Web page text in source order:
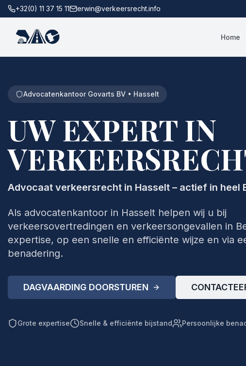
+32(0) 11 37 15 11 erwin@verkeersrecht.info
Home
Advocatenkantoor Govarts BV • Hasselt
UW EXPERT IN
Advocaat verkeersrecht in Hasselt – actief in heel
Als advocatenkantoor in Hasselt helpen wij u bij
verkeersovertredingen en verkeersongevallen in
expertise, op een snelle en efficiënte wijze en via
benadering.
DAGVAARDING DOORSTUREN
Grote expertise Snelle & efficiënte bijstand Persoonlijke